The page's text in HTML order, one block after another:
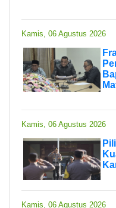
Kamis, 06 Agustus 2026
Kamis, 06 Agustus 2026
Kamis, 06 Agustus 2026